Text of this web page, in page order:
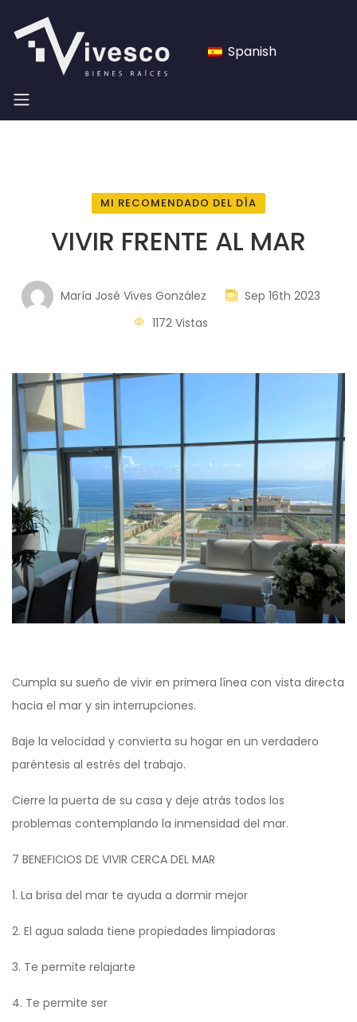
Spanish
MI RECOMENDADO DEL DÍA
VIVIR FRENTE AL MAR
María José Vives González
Sep 16th 2023
1172 Vistas
Cumpla su sueño de vivir en primera línea con vista directa
hacia el mar y sin interrupciones.
Baje la velocidad y convierta su hogar en un verdadero
paréntesis al estrés del trabajo.
Cierre la puerta de su casa y deje atrás todos los
problemas contemplando la inmensidad del mar.
7 BENEFICIOS DE VIVIR CERCA DEL MAR
1. La brisa del mar te ayuda a dormir mejor
2. El agua salada tiene propiedades limpiadoras
3. Te permite relajarte
4. Te permite ser